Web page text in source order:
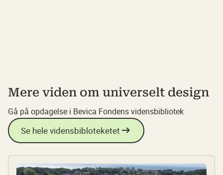
Mere viden om universelt design
Gå på opdagelse i Bevica Fondens vidensbibliotek
Se hele vidensbibloteketet